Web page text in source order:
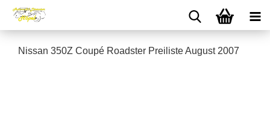
Nissan 350Z Coupé Roadster Preiliste August 2007